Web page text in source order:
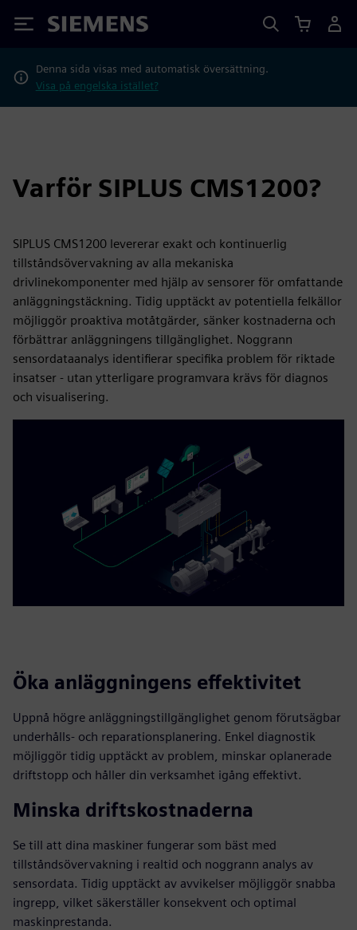
Siemens
Denna sida visas med automatisk översättning.
Visa på engelska istället?
Varför SIPLUS CMS1200?
SIPLUS CMS1200 levererar exakt och kontinuerlig
tillståndsövervakning av alla mekaniska
drivlinekomponenter med hjälp av sensorer för omfattande
anläggningstäckning. Tidig upptäckt av potentiella felkällor
möjliggör proaktiva motåtgärder, sänker kostnaderna och
förbättrar anläggningens tillgänglighet. Noggrann
sensordataanalys identifierar specifika problem för riktade
insatser - utan ytterligare programvara krävs för diagnos
och visualisering.
Öka anläggningens effektivitet
Uppnå högre anläggningstillgänglighet genom förutsägbar
underhålls- och reparationsplanering. Enkel diagnostik
möjliggör tidig upptäckt av problem, minskar oplanerade
driftstopp och håller din verksamhet igång effektivt.
Minska driftskostnaderna
Se till att dina maskiner fungerar som bäst med
tillståndsövervakning i realtid och noggrann analys av
sensordata. Tidig upptäckt av avvikelser möjliggör snabba
ingrepp, vilket säkerställer konsekvent och optimal
maskinprestanda.